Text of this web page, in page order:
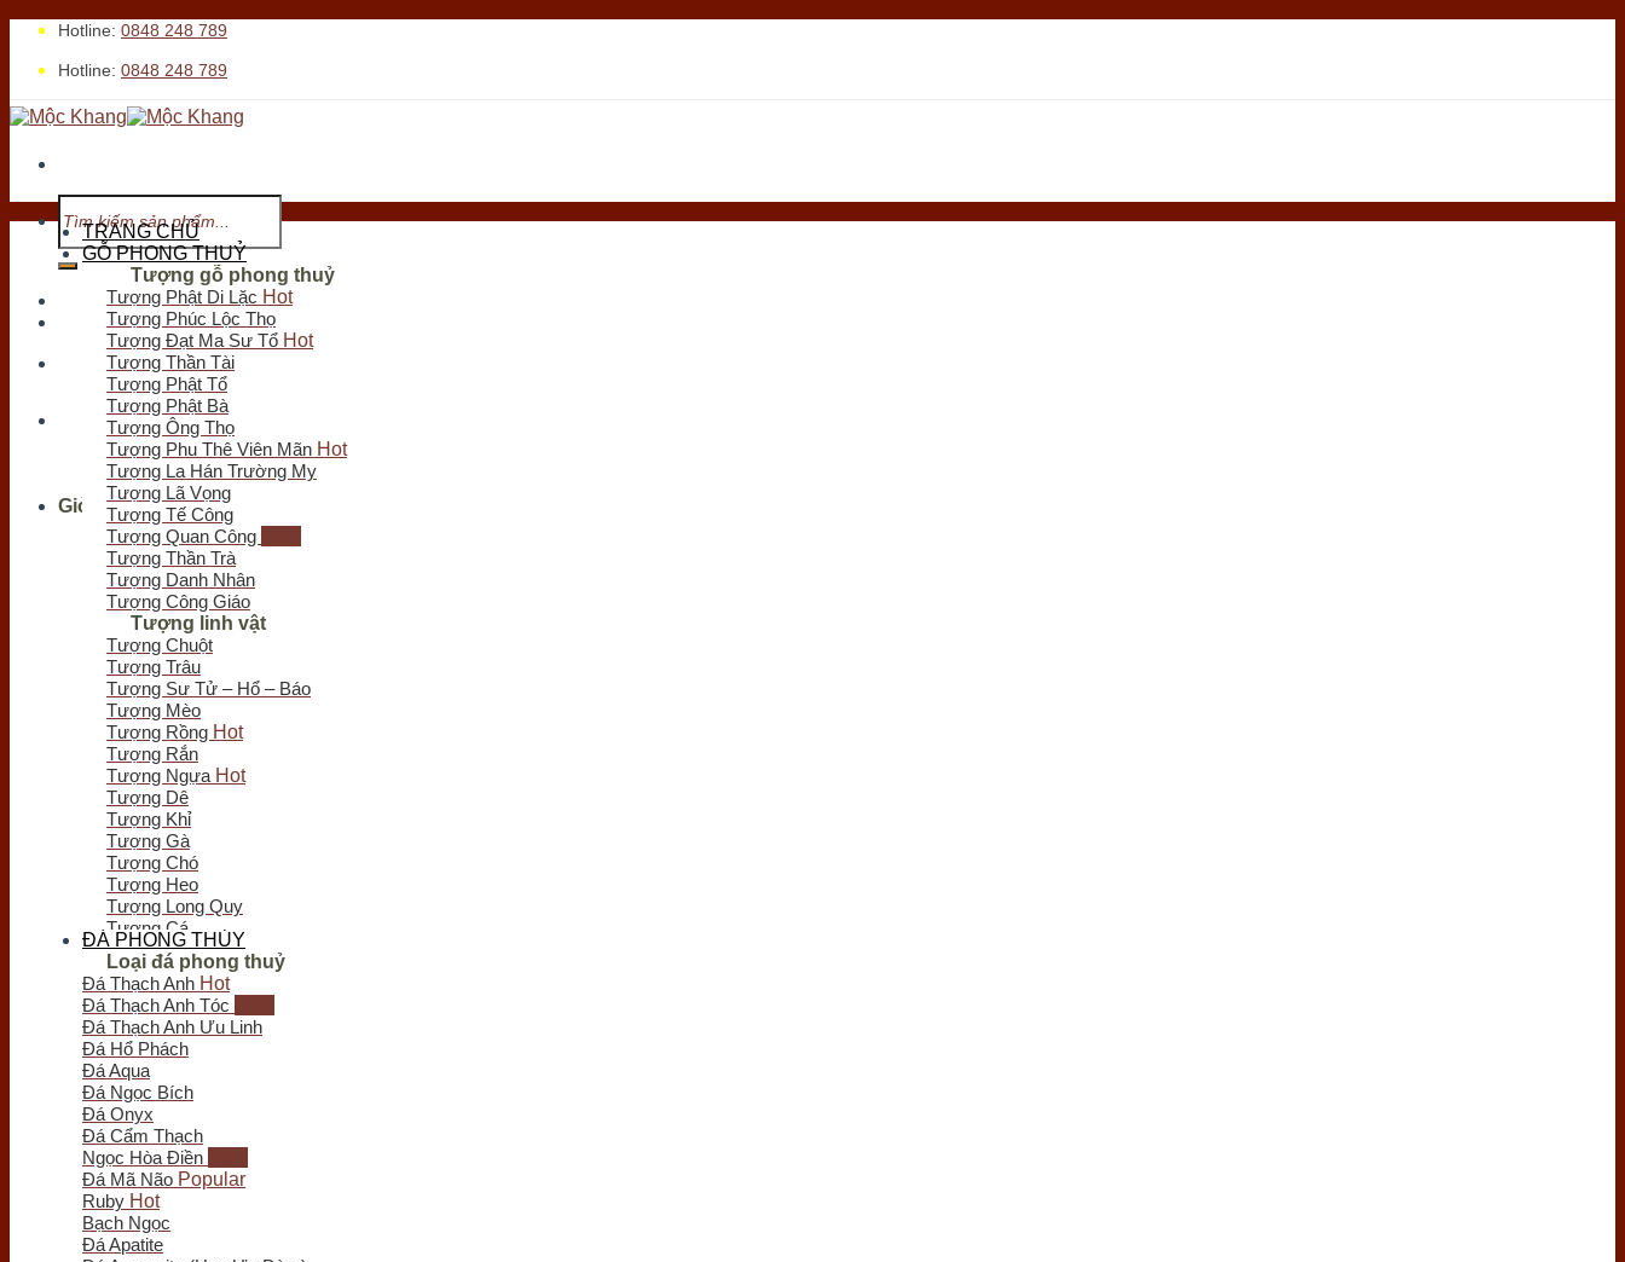
Skip
content
Hotline: 0848 248 789
Hotline: 0848 248 789
Tìm
kiếm:
Tới xem cửa hàng
Tìm
kiếm:
Giỏ hàng
TRANG CHỦ
GỖ PHONG THUỶ
Tượng gỗ phong thuỷ
Tượng Phật Di Lặc
Tượng Phúc Lộc Thọ
Tượng Đạt Ma Sư Tổ
Tượng Thần Tài
Tượng Phật Tổ
Tượng Phật Bà
Tượng Ông Thọ
Tượng Phu Thê Viên Mãn
Tượng La Hán Trường My
Tượng Lã Vọng
Tượng Tế Công
Tượng Quan Công
Tượng Thần Trà
Tượng Danh Nhân
Tượng Công Giáo
Tượng linh vật
Tượng Chuột
Tượng Trâu
Tượng Sư Tử – Hổ – Báo
Tượng Mèo
Tượng Rồng
Tượng Rắn
Tượng Ngựa
Tượng Dê
Tượng Khỉ
Tượng Gà
Tượng Chó
Tượng Heo
Tượng Long Quy
Tượng Cá
Tượng Bò Tót
Tượng Chim
Tượng Nghê - Kỳ Lân
Tượng Thiềm Thừ
Tượng Tỳ Hưu
Tượng Voi
Trầm hương
Trầm Hương Phong Thủy
Tượng Trầm Hương
Vòng Tay Trầm Hương
Nụ - Nhang - Tinh Dầu Trầm Hương
Lư Xông Trầm
Sản phẩm khác
Chum Phú Quý
Lục Bình Gỗ
ĐÁ PHONG THỦY
Loại đá phong thuỷ
Đá Thạch Anh
Đá Thạch Anh Tóc
Đá Thạch Anh Ưu Linh
Đá Hổ Phách
Đá Aqua
Đá Ngọc Bích
Đá Onyx
Đá Cẩm Thạch
Ngọc Hòa Điền
Đá Mã Não
Ruby
Bạch Ngọc
Đá Apatite